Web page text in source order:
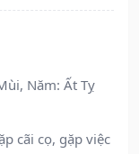
Năm: Ất Tỵ
cãi cọ, gặp việc